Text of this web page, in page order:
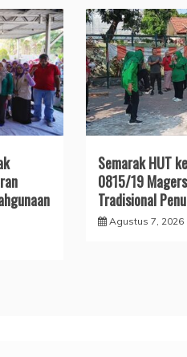
Semarak HUT
0815/19
Tradisional
Agustus 7, 2026